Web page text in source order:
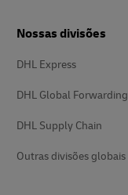
Nossas divisões
DHL Express
DHL Global Forwarding
DHL Supply Chain
Outras divisões globais